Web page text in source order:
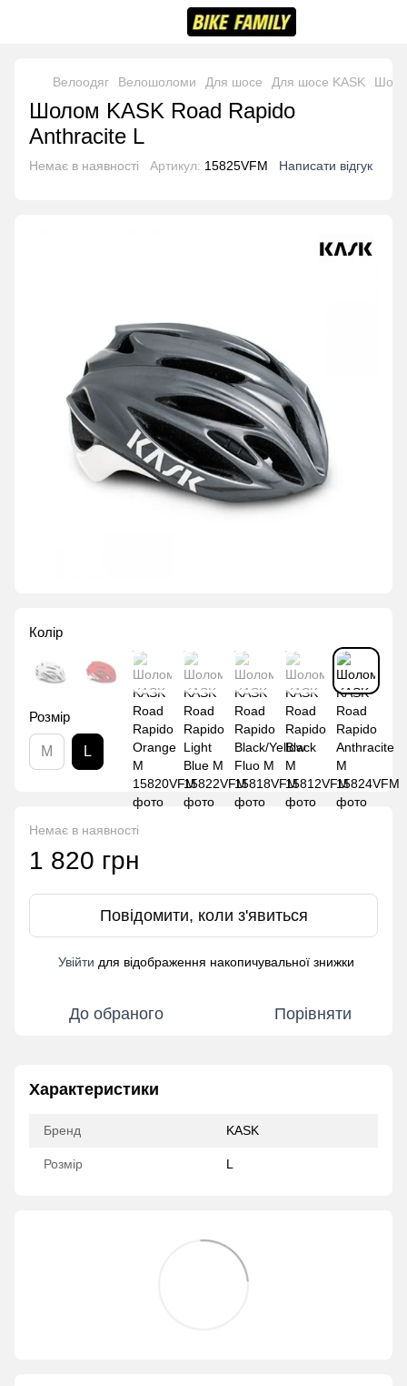
Велоодяг Велошоломи Для шосе Для шосе KASK
Шолом KASK Road Rapido
Anthracite L
Немає в наявності Артикул: 15825VFM Написати відгук
Колір
Розмір
M L
Немає в наявності
1 820 грн
Повідомити, коли з'явиться
Увійти для відображення накопичувальної знижки
До обраного Порівняти
Характеристики
Бренд KASK
Розмір L